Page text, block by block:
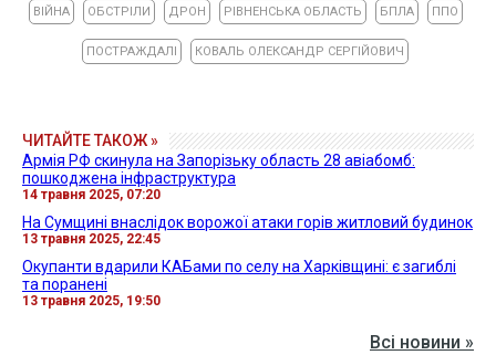
ВІЙНА ОБСТРІЛИ ДРОН РІВНЕНСЬКА ОБЛАСТЬ БПЛА ППО
ПОСТРАЖДАЛІ КОВАЛЬ ОЛЕКСАНДР СЕРГІЙОВИЧ
ЧИТАЙТЕ ТАКОЖ »
Армія РФ скинула на Запорізьку область 28 авіабомб:
пошкоджена інфраструктура
14 травня 2025, 07:20
На Сумщині внаслідок ворожої атаки горів житловий будинок
13 травня 2025, 22:45
Окупанти вдарили КАБами по селу на Харківщині: є загиблі
та поранені
13 травня 2025, 19:50
Всі новини »